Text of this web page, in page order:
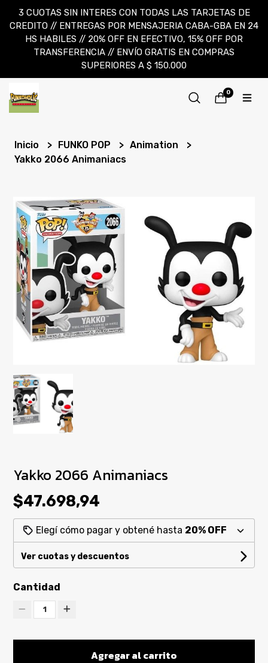
3 CUOTAS SIN INTERES CON TODAS LAS TARJETAS DE
CREDITO // ENTREGAS POR MENSAJERIA CABA-GBA EN 24
HS HABILES // 20% OFF EN EFECTIVO, 15% OFF POR
TRANSFERENCIA // ENVÍO GRATIS EN COMPRAS
SUPERIORES A $ 150.000
0
Inicio FUNKO POP
Animation
Yakko 2066 Animaniacs
Yakko 2066 Animaniacs
$47.698,94
Elegí cómo pagar y obtené hasta 20% OFF
Ver cuotas y descuentos
Cantidad
1
Agregar al carrito